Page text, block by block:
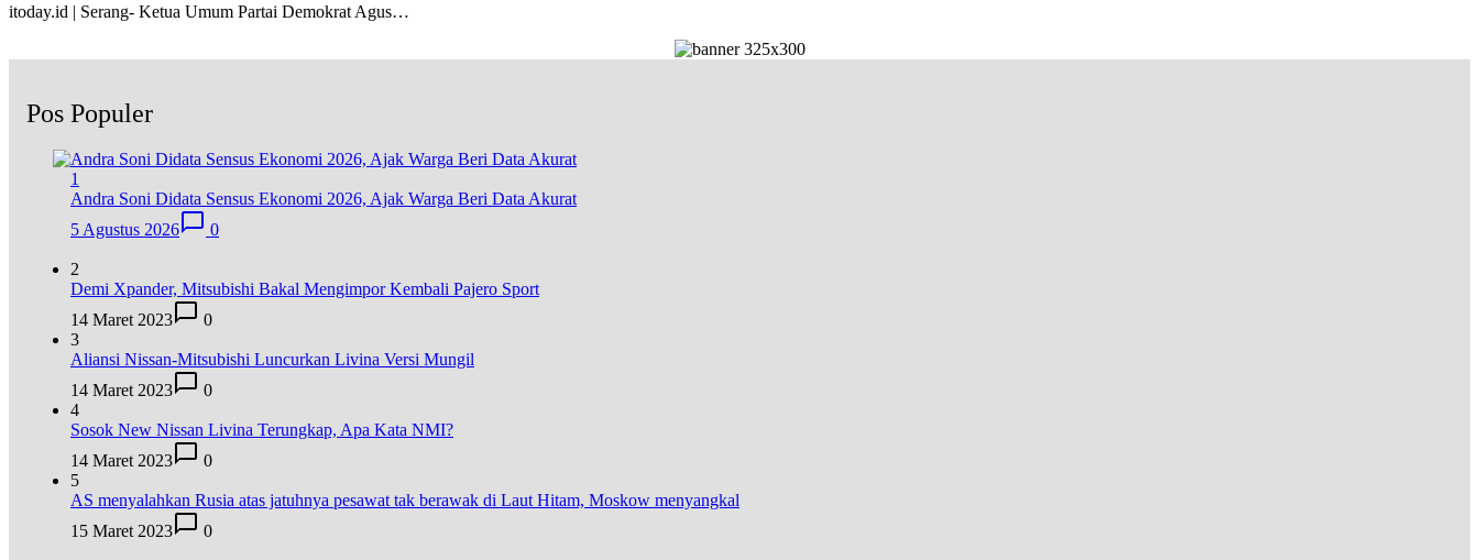
itoday.id | Serang- Ketua Umum Partai Demokrat Agus…
Pos Populer
1
Andra Soni Didata Sensus Ekonomi 2026, Ajak Warga Beri Data Akurat
5 Agustus 2026
0
2
Demi Xpander, Mitsubishi Bakal Mengimpor Kembali Pajero Sport
14 Maret 2023
0
3
Aliansi Nissan-Mitsubishi Luncurkan Livina Versi Mungil
14 Maret 2023
0
4
Sosok New Nissan Livina Terungkap, Apa Kata NMI?
14 Maret 2023
0
5
AS menyalahkan Rusia atas jatuhnya pesawat tak berawak di Laut Hitam, Moskow menyangkal
15 Maret 2023
0